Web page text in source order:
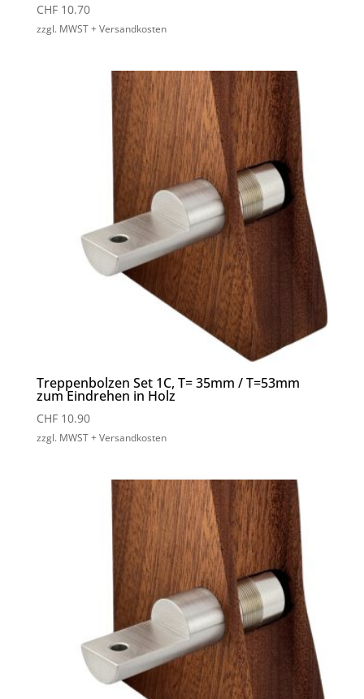
CHF10.70
zzgl. MWST + Versandkosten
Treppenbolzen Set 1C, T= 35mm / T=53mm
zum Eindrehen in Holz
CHF10.90
zzgl. MWST + Versandkosten